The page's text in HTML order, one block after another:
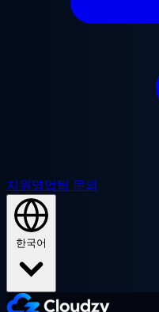
지원영업팀 문의
한국어